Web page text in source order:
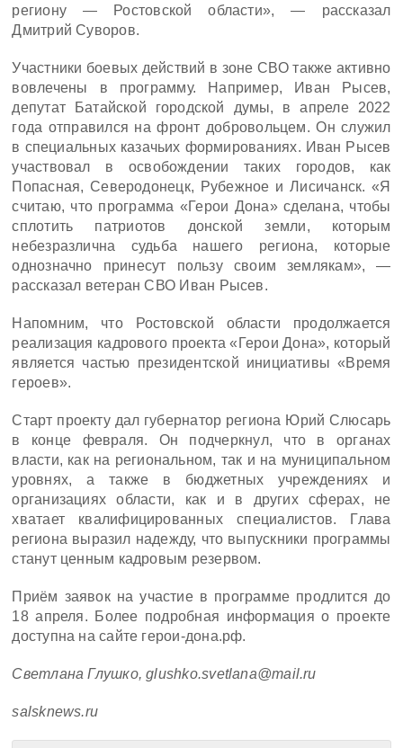
региону — Ростовской области», — рассказал
Дмитрий Суворов.
Участники боевых действий в зоне СВО также активно
вовлечены в программу. Например, Иван Рысев,
депутат Батайской городской думы, в апреле 2022
года отправился на фронт добровольцем. Он служил
в специальных казачьих формированиях. Иван Рысев
участвовал в освобождении таких городов, как
Попасная, Северодонецк, Рубежное и Лисичанск. «Я
считаю, что программа «Герои Дона» сделана, чтобы
сплотить патриотов донской земли, которым
небезразлична судьба нашего региона, которые
однозначно принесут пользу своим землякам», —
рассказал ветеран СВО Иван Рысев.
Напомним, что Ростовской области продолжается
реализация кадрового проекта «Герои Дона», который
является частью президентской инициативы «Время
героев».
Старт проекту дал губернатор региона Юрий Слюсарь
в конце февраля. Он подчеркнул, что в органах
власти, как на региональном, так и на муниципальном
уровнях, а также в бюджетных учреждениях и
организациях области, как и в других сферах, не
хватает квалифицированных специалистов. Глава
региона выразил надежду, что выпускники программы
станут ценным кадровым резервом.
Приём заявок на участие в программе продлится до
18 апреля. Более подробная информация о проекте
доступна на сайте герои-дона.рф.
Светлана Глушко, glushko.svetlana@mail.ru
salsknews.ru